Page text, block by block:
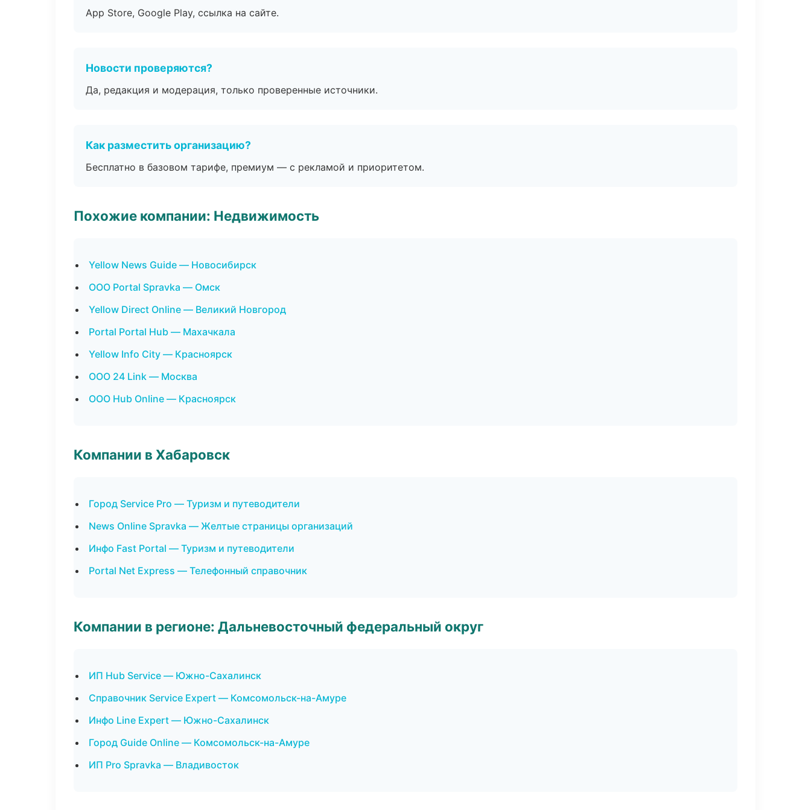
App Store, Google Play, ссылка на сайте.
Новости проверяются?
Да, редакция и модерация, только проверенные источники.
Как разместить организацию?
Бесплатно в базовом тарифе, премиум — с рекламой и приоритетом.
Похожие компании: Недвижимость
Yellow News Guide — Новосибирск
ООО Portal Spravka — Омск
Yellow Direct Online — Великий Новгород
Portal Portal Hub — Махачкала
Yellow Info City — Красноярск
ООО 24 Link — Москва
ООО Hub Online — Красноярск
Компании в Хабаровск
Город Service Pro — Туризм и путеводители
News Online Spravka — Желтые страницы организаций
Инфо Fast Portal — Туризм и путеводители
Portal Net Express — Телефонный справочник
Компании в регионе: Дальневосточный федеральный округ
ИП Hub Service — Южно-Сахалинск
Справочник Service Expert — Комсомольск-на-Амуре
Инфо Line Expert — Южно-Сахалинск
Город Guide Online — Комсомольск-на-Амуре
ИП Pro Spravka — Владивосток